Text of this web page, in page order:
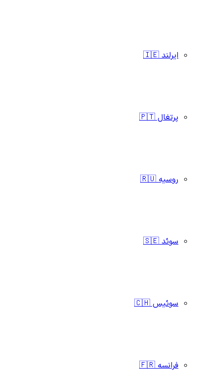
ایرلند 🇮🇪
پرتغال 🇵🇹
روسیه 🇷🇺
سوئد 🇸🇪
سوئیس 🇨🇭
فرانسه 🇫🇷